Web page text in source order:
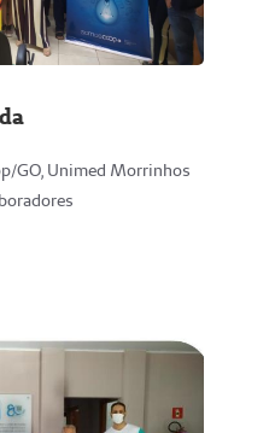
GO, Unimed Morrinhos